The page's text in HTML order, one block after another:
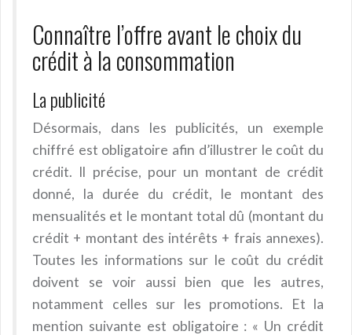
Connaître l’offre avant le choix du
crédit à la consommation
La publicité
Désormais, dans les publicités, un exemple
chiffré est obligatoire afin d’illustrer le coût du
crédit. Il précise, pour un montant de crédit
donné, la durée du crédit, le montant des
mensualités et le montant total dû (montant du
crédit + montant des intérêts + frais annexes).
Toutes les informations sur le coût du crédit
doivent se voir aussi bien que les autres,
notamment celles sur les promotions. Et la
mention suivante est obligatoire : « Un crédit